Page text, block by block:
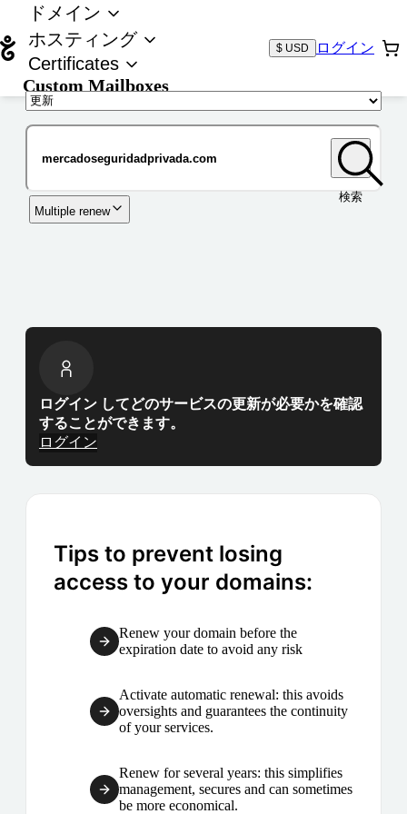
ドメイン
ホスティング
Certificates
Custom Mailboxes
$ USD ログイン
検索
Multiple renew
ログイン してどのサービスの更新が必要かを確認
することができます。
ログイン
Tips to prevent losing
access to your domains:
Renew your domain before the
expiration date to avoid any risk
Activate automatic renewal: this avoids
oversights and guarantees the continuity
of your services.
Renew for several years: this simplifies
management, secures and can sometimes
be more economical.